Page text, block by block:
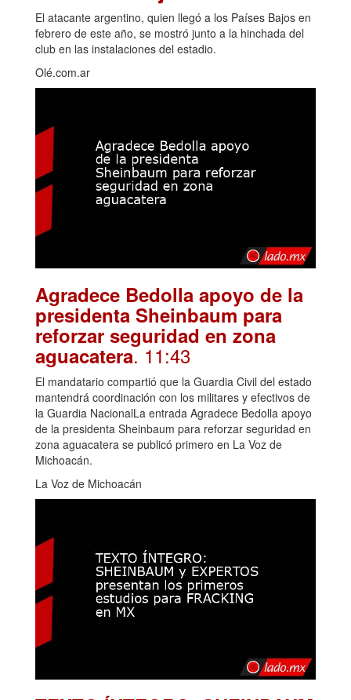
El atacante argentino, quien llegó a los Países Bajos en
febrero de este año, se mostró junto a la hinchada del
club en las instalaciones del estadio.
Olé.com.ar
Agradece Bedolla apoyo de la
presidenta Sheinbaum para
reforzar seguridad en zona
aguacatera. 11:43
El mandatario compartió que la Guardia Civil del estado
mantendrá coordinación con los militares y efectivos de
la Guardia NacionalLa entrada Agradece Bedolla apoyo
de la presidenta Sheinbaum para reforzar seguridad en
zona aguacatera se publicó primero en La Voz de
Michoacán.
La Voz de Michoacán